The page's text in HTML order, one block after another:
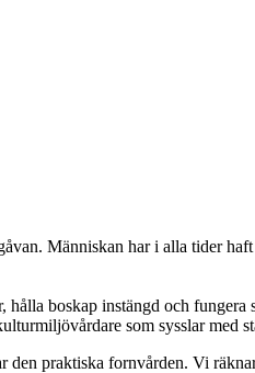
Människan har i alla tider
hålla boskap instängd och
som sysslar med
praktiska fornvården. Vi